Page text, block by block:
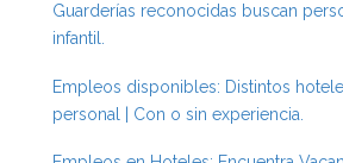
Guarderías reconocidas buscan
infantil.
Empleos disponibles: Distintos
personal | Con o sin experiencia.